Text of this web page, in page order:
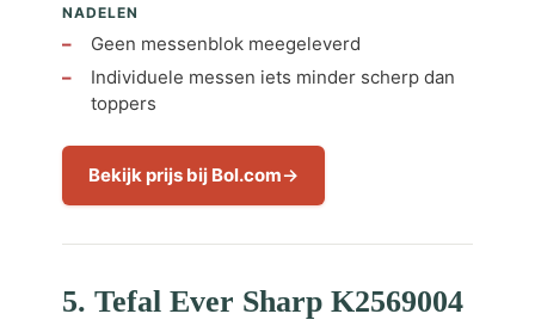
NADELEN
Geen messenblok meegeleverd
Individuele messen iets minder scherp dan
toppers
Bekijk prijs bij Bol.com
5. Tefal Ever Sharp K2569004